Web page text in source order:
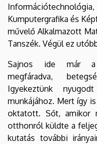
Kumputergrafika és
művelő Alkalmazott
Tanszék. Végül ez
Sajnos ide már a
megfáradva,
Igyekeztünk
munkájához. Mert így
oktatott. Sőt, amikor
otthonról küldte a
kutatás további